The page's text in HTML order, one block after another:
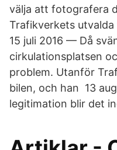
välja att fotografera
Trafikverkets
15 juli 2016 — Då
cirkulationsplatsen
problem. Utanför
bilen, och han 13
legitimation blir det